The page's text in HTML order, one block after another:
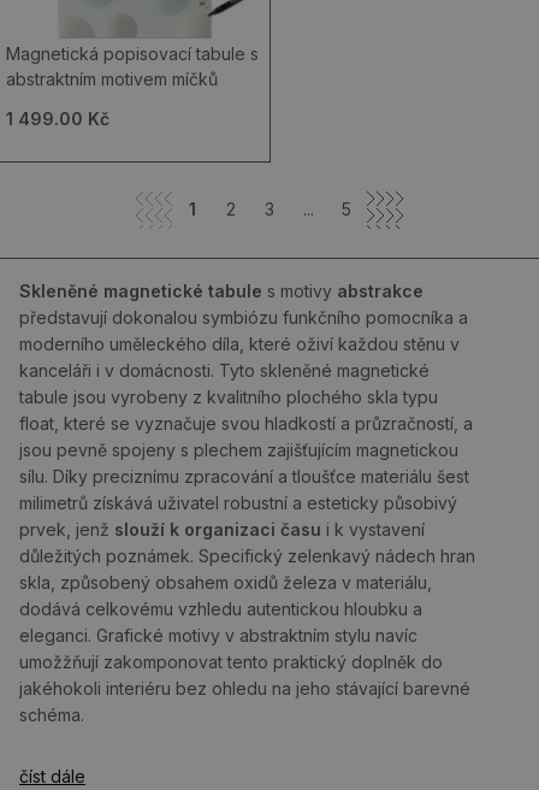
Magnetická popisovací tabule s
abstraktním motivem míčků
1 499.00 Kč
1 2 3 ... 5
Skleněné magnetické tabule s motivy abstrakce
představují dokonalou symbiózu funkčního pomocníka a
moderního uměleckého díla, které oživí každou stěnu v
kanceláři i v domácnosti. Tyto skleněné magnetické
tabule jsou vyrobeny z kvalitního plochého skla typu
float, které se vyznačuje svou hladkostí a průzračností, a
jsou pevně spojeny s plechem zajišťujícím magnetickou
sílu. Díky preciznímu zpracování a tloušťce materiálu šest
milimetrů získává uživatel robustní a esteticky působivý
prvek, jenž slouží k organizaci času i k vystavení
důležitých poznámek. Specifický zelenkavý nádech hran
skla, způsobený obsahem oxidů železa v materiálu,
dodává celkovému vzhledu autentickou hloubku a
eleganci. Grafické motivy v abstraktním stylu navíc
umožžňují zakomponovat tento praktický doplněk do
jakéhokoli interiéru bez ohledu na jeho stávající barevné
schéma.
číst dále